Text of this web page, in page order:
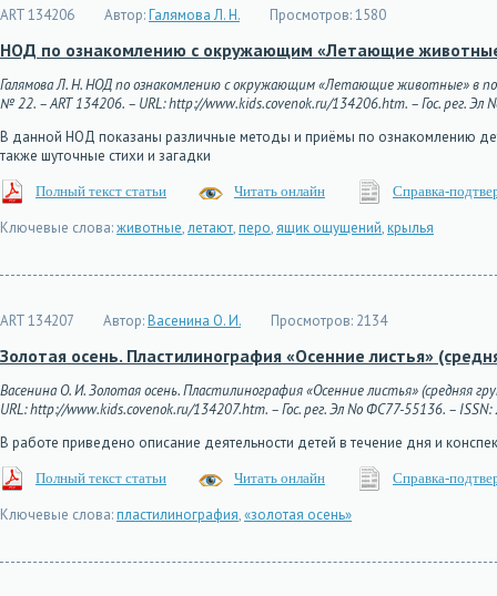
ART 134206 Автор:Галямова Л. Н. Просмотров:1580
НОД по ознакомлению с окружающим «Летающие
Галямова Л. Н. НОД по ознакомлению с окружающим «Летающие животные» в
№ 22. – ART 134206. – URL: http://www.kids.covenok.ru/134206.htm. – Гос. рег. Эл
В данной НОД показаны различные методы и приёмы по ознакомлению
также шуточные стихи и загадки
Полный текст статьи Читать онлайн Справка-
Ключевые слова:животные,летают,перо,ящик ощущений,крылья
ART 134207 Автор:Васенина О. И. Просмотров: 2134
Золотая осень. Пластилинография «Осенние листья»
Васенина О. И. Золотая осень. Пластилинография «Осенние листья» (средняя
URL: http://www.kids.covenok.ru/134207.htm. – Гос. рег. Эл No ФС77-55136. –
В работе приведено описание деятельности детей в течение дня и
Полный текст статьи Читать онлайн Справка-
Ключевые слова:пластилинография,«золотая осень»